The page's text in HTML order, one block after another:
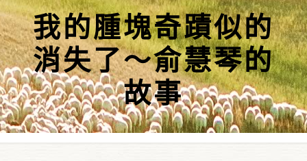
我的腫塊奇蹟似的
消失了～俞慧琴的
故事